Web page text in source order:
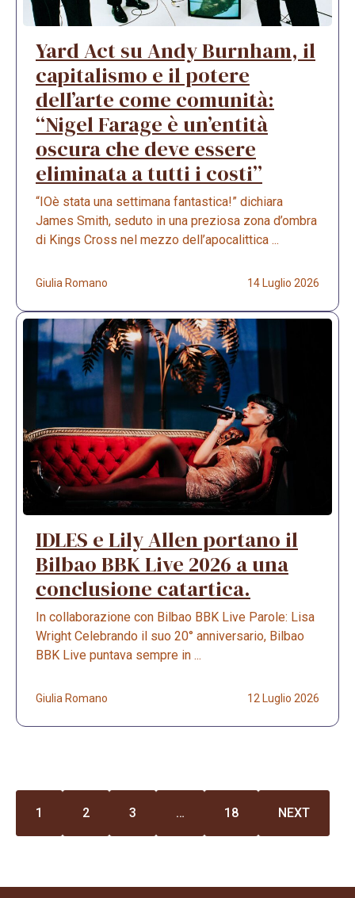
Yard Act su Andy Burnham, il
capitalismo e il potere
dell’arte come comunità:
“Nigel Farage è un’entità
oscura che deve essere
eliminata a tutti i costi”
“IOè stata una settimana fantastica!” dichiara
James Smith, seduto in una preziosa zona d’ombra
di Kings Cross nel mezzo dell’apocalittica ...
Giulia Romano 14 Luglio 2026
IDLES e Lily Allen portano il
Bilbao BBK Live 2026 a una
conclusione catartica.
In collaborazione con Bilbao BBK Live Parole: Lisa
Wright Celebrando il suo 20° anniversario, Bilbao
BBK Live puntava sempre in ...
Giulia Romano 12 Luglio 2026
1 2 3 … 18 NEXT